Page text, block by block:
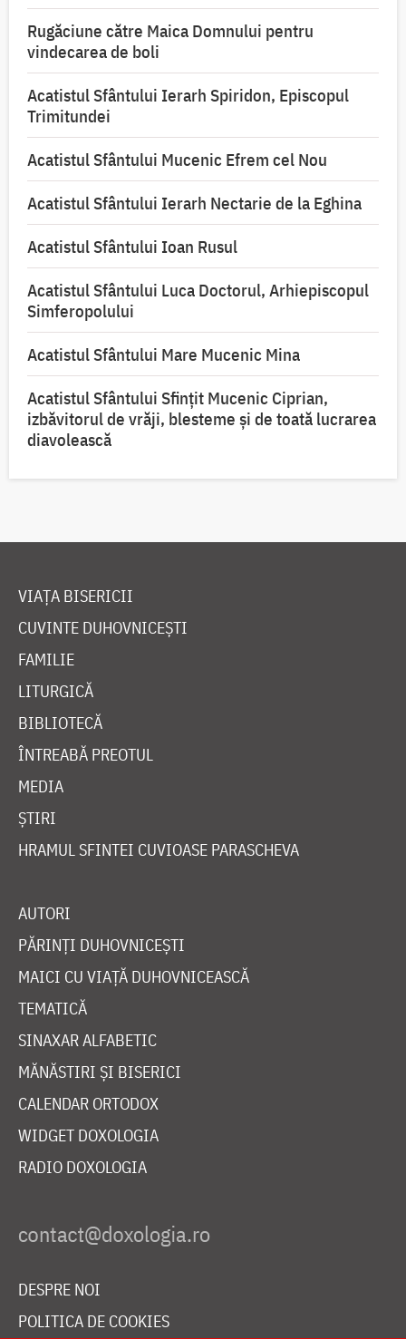
Rugăciune către Maica Domnului pentru
vindecarea de boli
Acatistul Sfântului Ierarh Spiridon, Episcopul
Trimitundei
Acatistul Sfântului Mucenic Efrem cel Nou
Acatistul Sfântului Ierarh Nectarie de la Eghina
Acatistul Sfântului Ioan Rusul
Acatistul Sfântului Luca Doctorul, Arhiepiscopul
Simferopolului
Acatistul Sfântului Mare Mucenic Mina
Acatistul Sfântului Sfințit Mucenic Ciprian,
izbăvitorul de vrăji, blesteme și de toată lucrarea
diavolească
VIAȚA BISERICII
CUVINTE DUHOVNICEȘTI
FAMILIE
LITURGICĂ
BIBLIOTECĂ
ÎNTREABĂ PREOTUL
MEDIA
ȘTIRI
HRAMUL SFINTEI CUVIOASE PARASCHEVA
AUTORI
PĂRINȚI DUHOVNICEȘTI
MAICI CU VIAȚĂ DUHOVNICEASCĂ
TEMATICĂ
SINAXAR ALFABETIC
MĂNĂSTIRI ȘI BISERICI
CALENDAR ORTODOX
WIDGET DOXOLOGIA
RADIO DOXOLOGIA
DESPRE NOI
POLITICA DE COOKIES